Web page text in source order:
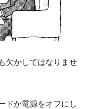
欠かしてはなりませ
ドか電源をオフにし